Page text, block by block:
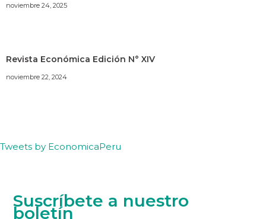
noviembre 24, 2025
Revista Económica Edición N° XIV
noviembre 22, 2024
Tweets by EconomicaPeru
Suscríbete a nuestro
boletín